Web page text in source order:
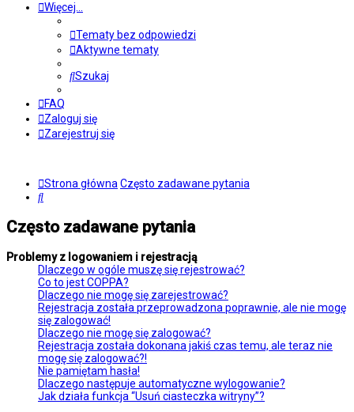
Więcej…
Tematy bez odpowiedzi
Aktywne tematy
Szukaj
FAQ
Zaloguj się
Zarejestruj się
Strona główna Często zadawane pytania
Szukaj
Często zadawane pytania
Problemy z logowaniem i rejestracją
Dlaczego w ogóle muszę się rejestrować?
Co to jest COPPA?
Dlaczego nie mogę się zarejestrować?
Rejestracja została przeprowadzona poprawnie, ale nie mogę
się zalogować!
Dlaczego nie mogę się zalogować?
Rejestracja została dokonana jakiś czas temu, ale teraz nie
mogę się zalogować?!
Nie pamiętam hasła!
Dlaczego następuje automatyczne wylogowanie?
Jak działa funkcja “Usuń ciasteczka witryny”?